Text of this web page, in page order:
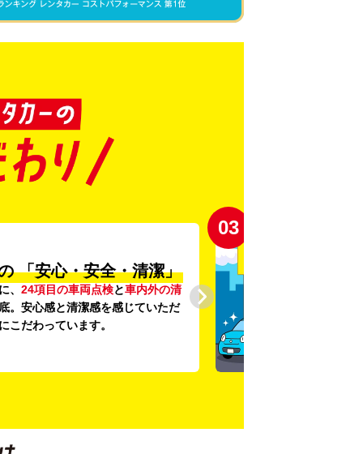
「安心・安全・清潔」
、 24項目の車両点検と車内外の清
。安心感と清潔感を感じていただ
こだわっています。
03